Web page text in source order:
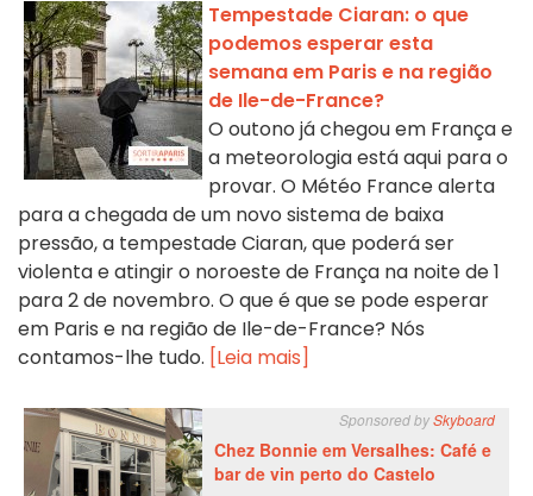
Tempestade Ciaran: o que
podemos esperar esta
semana em Paris e na região
de Ile-de-France?
O outono já chegou em França e
a meteorologia está aqui para o
provar. O Météo France alerta
para a chegada de um novo sistema de baixa
pressão, a tempestade Ciaran, que poderá ser
violenta e atingir o noroeste de França na noite de 1
para 2 de novembro. O que é que se pode esperar
em Paris e na região de Ile-de-France? Nós
contamos-lhe tudo. [Leia mais]